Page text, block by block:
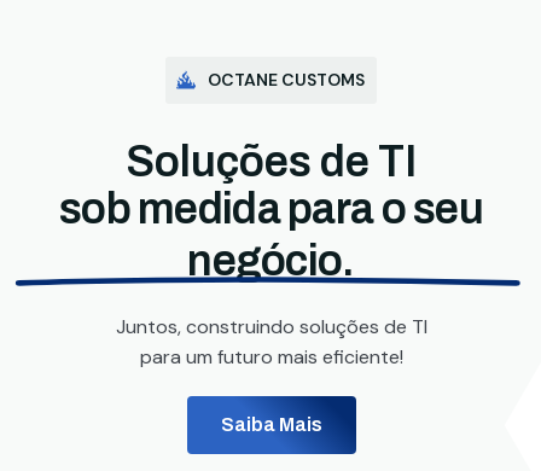
OCTANE CUSTOMS
Soluções de TI
sob medida para o seu
negócio.
Juntos, construindo soluções de TI
para um futuro mais eficiente!
Saiba Mais